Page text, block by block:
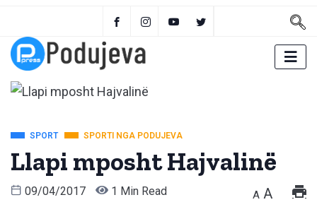
SPORT SPORTI NGA PODUJEVA
Llapi mposht Hajvalinë
09/04/2017 1 Min Read A A